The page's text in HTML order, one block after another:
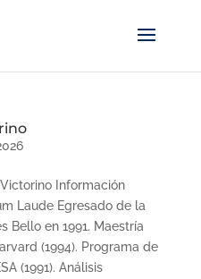
Información
Laude Egresado de la
Bello en 1991. Maestría
(1994). Programa de
(1991). Análisis